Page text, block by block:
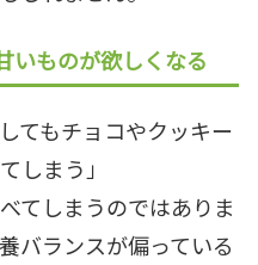
ものが欲しくなる
てもチョコやクッキー
しまう」
てしまうのではありま
バランスが偏っている